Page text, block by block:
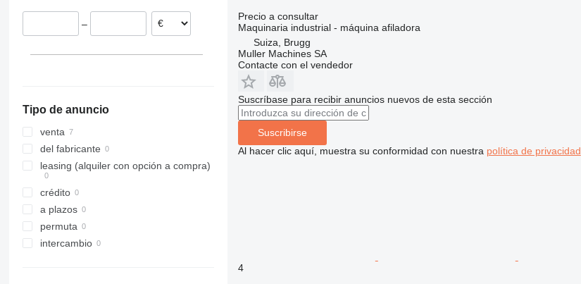
–
Tipo de anuncio
venta
del fabricante
leasing (alquiler con opción a compra)
crédito
a plazos
permuta
intercambio
Precio a consultar
Maquinaria industrial - máquina afiladora
Suiza, Brugg
Muller Machines SA
Contacte con el vendedor
Suscríbase para recibir anuncios nuevos de esta sección
Suscribirse
Al hacer clic aquí, muestra su conformidad con nuestra política de privacidad
4